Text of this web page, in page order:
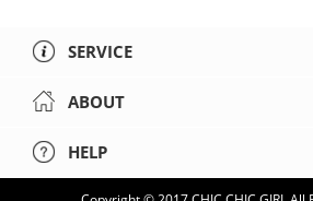
SERVICE
ABOUT
HELP